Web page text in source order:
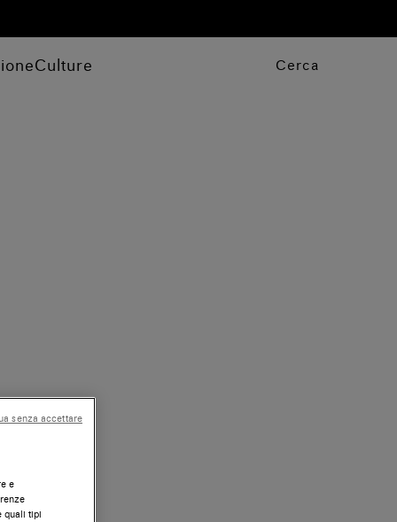
Culture Cerca
e
quali tipi
senza accettare